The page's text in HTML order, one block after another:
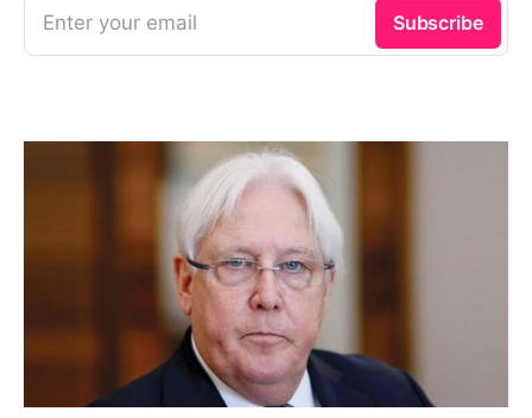
Enter your email Subscribe